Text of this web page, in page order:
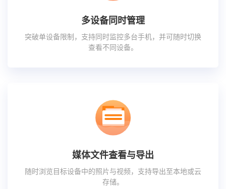
多设备同时管理
突破单设备限制，支持同时监控多台手机，并可随时切换
查看不同设备。
媒体文件查看与导出
随时浏览目标设备中的照片与视频，支持导出至本地或云
存储。